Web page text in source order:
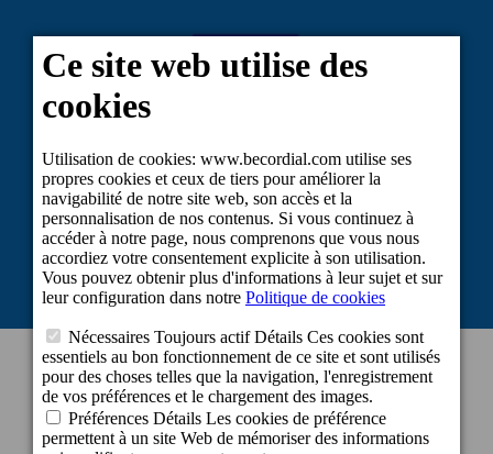
Projet cofinancé par le Fonds européen de développement régional dans le
cadre de la réponse de l'Union à la pandémie du COVID-19 : Ligne 2
Subventions visant à maintenir l'activité des travailleurs indépendants et des
petites et moyennes entreprises dans les secteurs les plus touchés par la crise
du COVID-19.
INFORMATION DE CONTACT
Bureau central